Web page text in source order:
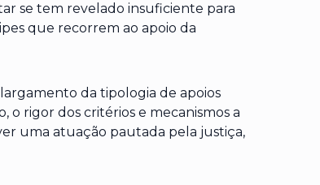
se tem revelado insuficiente para
que recorrem ao apoio da
da tipologia de apoios
rigor dos critérios e mecanismos a
uma atuação pautada pela justiça,